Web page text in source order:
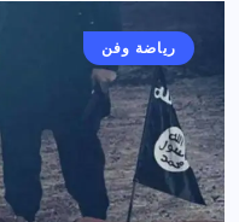
رياضة وفن